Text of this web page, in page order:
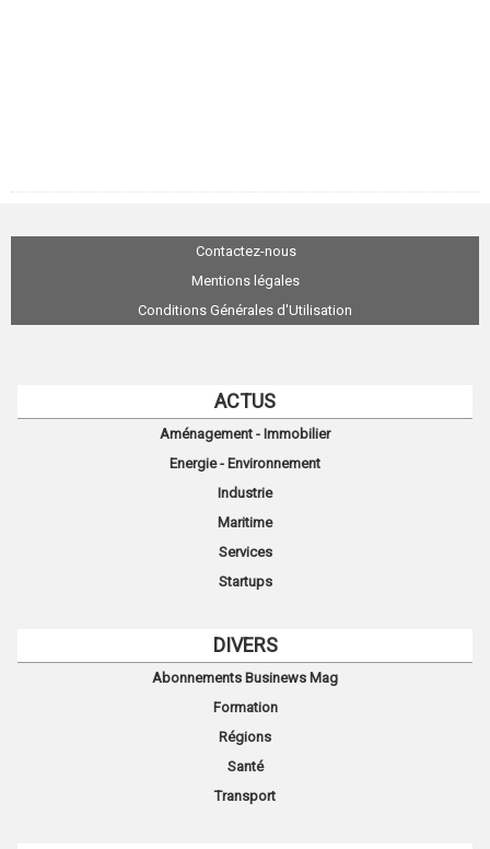
Contactez-nous
Mentions légales
Conditions Générales d'Utilisation
ACTUS
Aménagement - Immobilier
Energie - Environnement
Industrie
Maritime
Services
Startups
DIVERS
Abonnements Businews Mag
Formation
Régions
Santé
Transport